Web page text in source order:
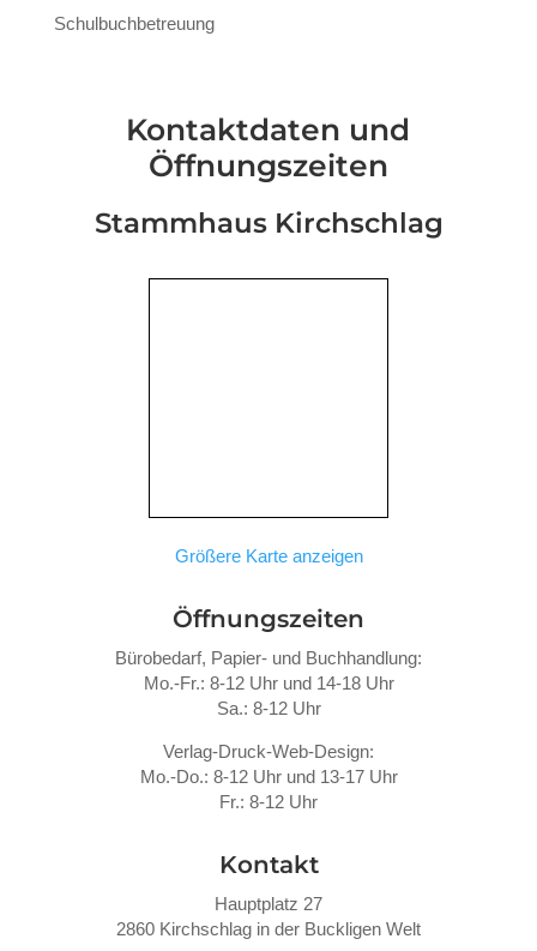
Schulbuchbetreuung
Kontaktdaten und
Öffnungszeiten
Stammhaus Kirchschlag
Größere Karte anzeigen
Öffnungszeiten
Bürobedarf, Papier- und Buchhandlung:
Mo.-Fr.: 8-12 Uhr und 14-18 Uhr
Sa.: 8-12 Uhr
Verlag-Druck-Web-Design:
Mo.-Do.: 8-12 Uhr und 13-17 Uhr
Fr.: 8-12 Uhr
Kontakt
Hauptplatz 27
2860 Kirchschlag in der Buckligen Welt